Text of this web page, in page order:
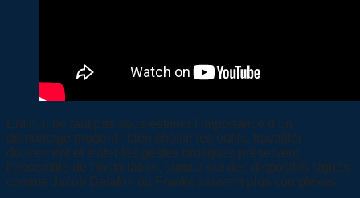
Enfin, il ne faut pas sous-estimer l’importance d’un
démontage prudent : bien choisir les outils, travailler
doucement et éviter les gestes brusques préservent
l’ensemble de l’installation, surtout sur des dispositifs signés
comme Jacob Delafon ou Franke souvent plus complexes.